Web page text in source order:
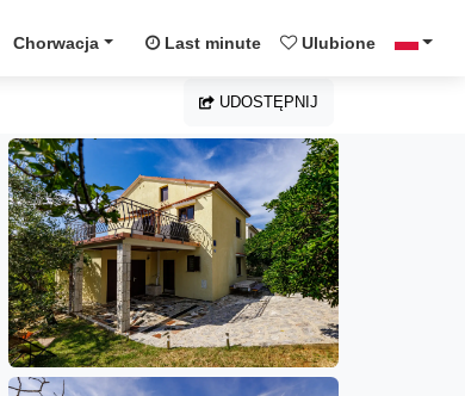
Chorwacja Last minute Ulubione
UDOSTĘPNIJ